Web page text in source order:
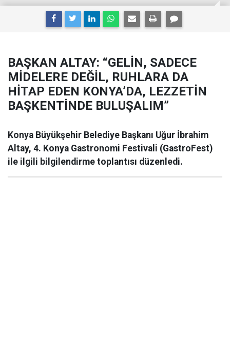
BAŞKAN ALTAY: “GELİN, SADECE
MİDELERE DEĞİL, RUHLARA DA
HİTAP EDEN KONYA’DA, LEZZETİN
BAŞKENTİNDE BULUŞALIM”
Konya Büyükşehir Belediye Başkanı Uğur İbrahim
Altay, 4. Konya Gastronomi Festivali (GastroFest)
ile ilgili bilgilendirme toplantısı düzenledi.